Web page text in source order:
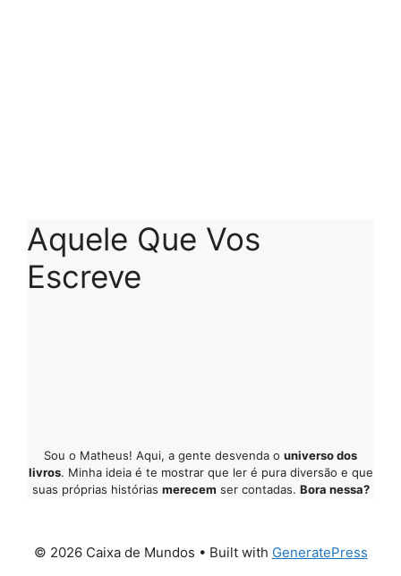
Aquele Que Vos
Escreve
Sou o Matheus! Aqui, a gente desvenda o universo dos
livros. Minha ideia é te mostrar que ler é pura diversão e que
suas próprias histórias merecem ser contadas. Bora nessa?
© 2026 Caixa de Mundos • Built with GeneratePress